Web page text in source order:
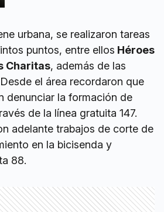
urbana, se realizaron tareas
puntos, entre ellos Héroes
Charitas, además de las
el área recordaron que
denunciar la formación de
de la línea gratuita 147.
adelante trabajos de corte de
en la bicisenda y
88.